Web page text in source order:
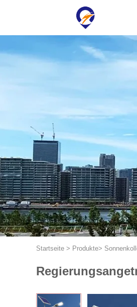
Startseite > Produkte>